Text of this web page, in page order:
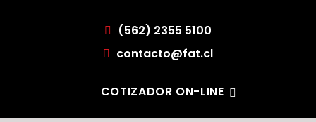
(562) 2355 5100
contacto@fat.cl
COTIZADOR ON-LINE